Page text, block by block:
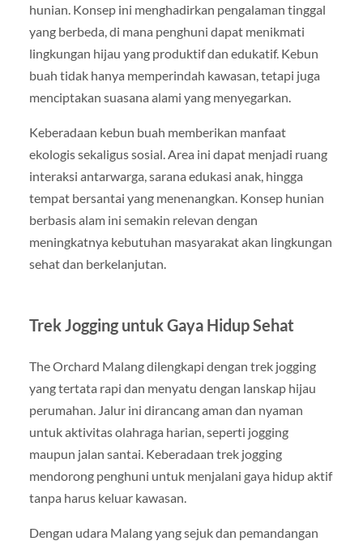
hunian. Konsep ini menghadirkan pengalaman tinggal
yang berbeda, di mana penghuni dapat menikmati
lingkungan hijau yang produktif dan edukatif. Kebun
buah tidak hanya memperindah kawasan, tetapi juga
menciptakan suasana alami yang menyegarkan.
Keberadaan kebun buah memberikan manfaat
ekologis sekaligus sosial. Area ini dapat menjadi ruang
interaksi antarwarga, sarana edukasi anak, hingga
tempat bersantai yang menenangkan. Konsep hunian
berbasis alam ini semakin relevan dengan
meningkatnya kebutuhan masyarakat akan lingkungan
sehat dan berkelanjutan.
Trek Jogging untuk Gaya Hidup Sehat
The Orchard Malang dilengkapi dengan trek jogging
yang tertata rapi dan menyatu dengan lanskap hijau
perumahan. Jalur ini dirancang aman dan nyaman
untuk aktivitas olahraga harian, seperti jogging
maupun jalan santai. Keberadaan trek jogging
mendorong penghuni untuk menjalani gaya hidup aktif
tanpa harus keluar kawasan.
Dengan udara Malang yang sejuk dan pemandangan